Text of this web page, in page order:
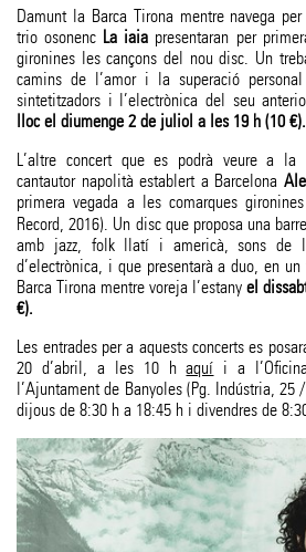
Damunt la Barca Tirona mentre navega
trio osonenc La iaia presentaran per
gironines les cançons del nou disc. Un
camins de l’amor i la superació
sintetitzadors i l’electrònica del seu
lloc el diumenge 2 de juliol a les 19 h (10 €).
L’altre concert que es podrà veure a
cantautor napolità establert a Barcelona
primera vegada a les comarques gironines
Record, 2016). Un disc que proposa una
amb jazz, folk llatí i americà, sons de
d’electrònica, i que presentarà a duo, en
Barca Tirona mentre voreja l’estanyel
€).
Les entrades per a aquests concerts es
20 d’abril, a les 10 haquí i a
l’Ajuntament de Banyoles (Pg. Indústria,
dijous de 8:30 h a 18:45 h i divendres de